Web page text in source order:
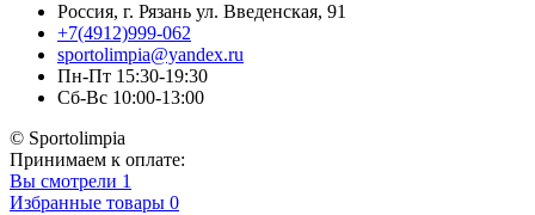
Россия, г. Рязань ул. Введенская, 91
+7(4912)999-062
sportolimpia@yandex.ru
Пн-Пт 15:30-19:30
Сб-Вс 10:00-13:00
© Sportolimpia
Принимаем к оплате:
Вы смотрели 1
Избранные товары 0